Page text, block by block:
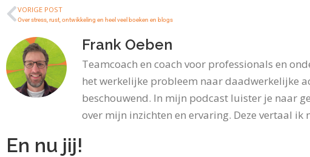
VORIGE POST
Over stress, rust, ontwikkeling en heel veel boeken en blogs
Frank Oeben
Teamcoach en coach voor professionals en
het werkelijke probleem naar daadwerkelijke
beschouwend. In mijn podcast luister je naar
over mijn inzichten en ervaring. Deze vertaal
En nu jij!